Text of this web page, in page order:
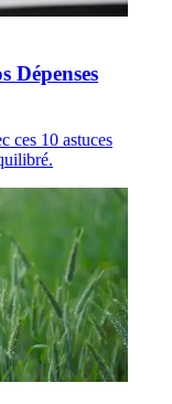
Dépenses
ces 10 astuces